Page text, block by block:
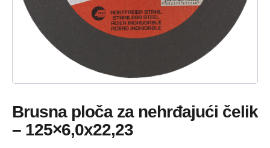
Brusna ploča za nehrđajući čelik
– 125×6,0x22,23